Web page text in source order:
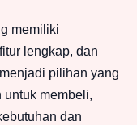
memiliki
lengkap, dan
pilihan yang
untuk membeli,
dan